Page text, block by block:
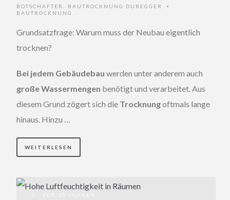
BOTSCHAFTER: BAUTROCKNUNG DUREGGER •
BAUTROCKNUNG
Grundsatzfrage: Warum muss der Neubau eigentlich
trocknen?
Bei jedem Gebäudebau werden unter anderem auch
große Wassermengen benötigt und verarbeitet. Aus
diesem Grund zögert sich die Trocknungoftmals lange
hinaus. Hinzu …
WEITERLESEN
VOR 10 JAHREN